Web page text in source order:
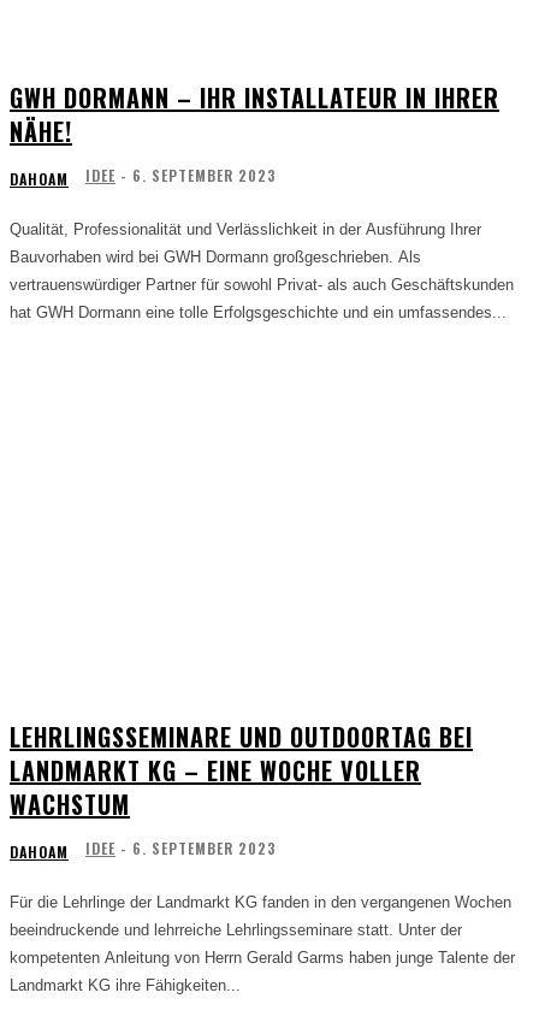
GWH DORMANN – IHR INSTALLATEUR IN IHRER
NÄHE!
DAHOAM IDEE - 6. SEPTEMBER 2023
Qualität, Professionalität und Verlässlichkeit in der Ausführung Ihrer
Bauvorhaben wird bei GWH Dormann großgeschrieben. Als
vertrauenswürdiger Partner für sowohl Privat- als auch Geschäftskunden
hat GWH Dormann eine tolle Erfolgsgeschichte und ein umfassendes...
LEHRLINGSSEMINARE UND OUTDOORTAG BEI
LANDMARKT KG – EINE WOCHE VOLLER
WACHSTUM
DAHOAM IDEE - 6. SEPTEMBER 2023
Für die Lehrlinge der Landmarkt KG fanden in den vergangenen Wochen
beeindruckende und lehrreiche Lehrlingsseminare statt. Unter der
kompetenten Anleitung von Herrn Gerald Garms haben junge Talente der
Landmarkt KG ihre Fähigkeiten...